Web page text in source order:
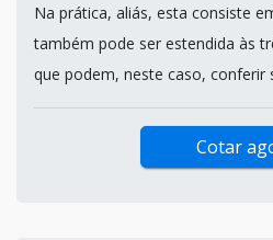
Na prática, aliás, esta consiste
também pode ser estendida às
que podem, neste caso, conferir
Cotar